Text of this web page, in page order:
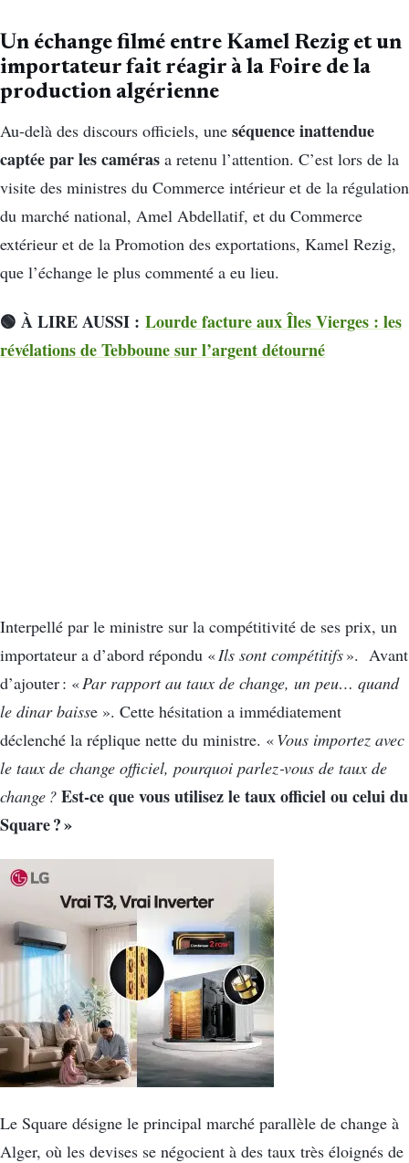
Un échange filmé entre Kamel Rezig et un
importateur fait réagir à la Foire de la
production algérienne
Au-delà des discours officiels, une séquence inattendue
captée par les caméras a retenu l’attention. C’est lors de la
visite des ministres du Commerce intérieur et de la régulation
du marché national, Amel Abdellatif, et du Commerce
extérieur et de la Promotion des exportations, Kamel Rezig,
que l’échange le plus commenté a eu lieu.
🟢 À LIRE AUSSI : Lourde facture aux Îles Vierges : les
révélations de Tebboune sur l’argent détourné
Interpellé par le ministre sur la compétitivité de ses prix, un
importateur a d’abord répondu «Ils sont compétitifs». Avant
d’ajouter : «Par rapport au taux de change, un peu… quand
le dinar baisse ». Cette hésitation a immédiatement
déclenché la réplique nette du ministre. «Vous importez avec
le taux de change officiel, pourquoi parlez‑vous de taux de
change ? Est‑ce que vous utilisez le taux officiel ou celui du
Square ?»
Le Square désigne le principal marché parallèle de change à
Alger, où les devises se négocient à des taux très éloignés de